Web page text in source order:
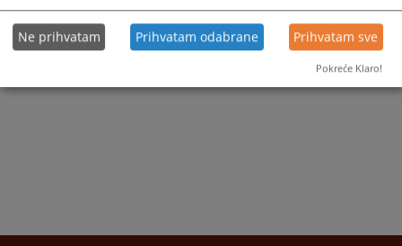
Ne prihvatam Prihvatam odabrane Prihvatam sve
Pokreće Klaro!